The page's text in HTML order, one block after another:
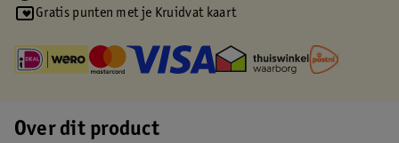
Gratis punten met je Kruidvat kaart
Over dit product